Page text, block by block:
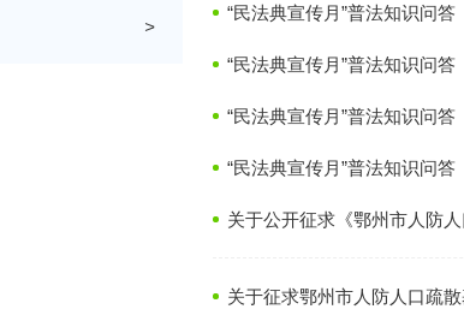
>
“民法典宣传月”普法知识问答
“民法典宣传月”普法知识问答
“民法典宣传月”普法知识问答
“民法典宣传月”普法知识问答
关于公开征求《鄂州市人防
关于征求鄂州市人防人口疏